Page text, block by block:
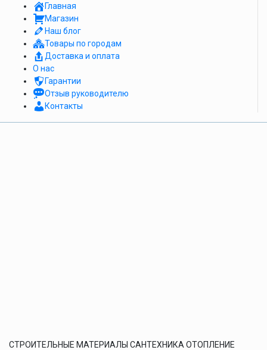
Главная
Магазин
Наш блог
Товары по городам
Доставка и оплата
О нас
Гарантии
Отзыв руководителю
Контакты
СТРОИТЕЛЬНЫЕ МАТЕРИАЛЫ САНТЕХНИКА ОТОПЛЕНИЕ